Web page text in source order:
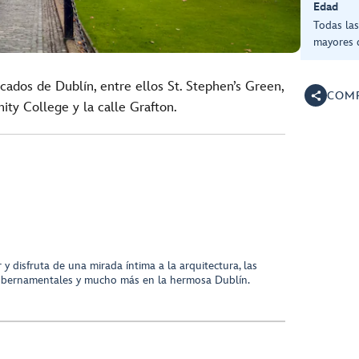
Edad
Todas
mayores
de Dublín, entre ellos St. Stephen’s Green,
College y la calle Grafton.
disfruta de una mirada íntima a la arquitectura, las
y mucho más en la hermosa Dublín.